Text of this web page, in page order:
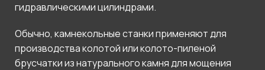
гидравлическими цилиндрами.
Обычно, камнекольные станки применяют для
производства колотой или колото-пиленой
брусчатки из натурального камня для мощения